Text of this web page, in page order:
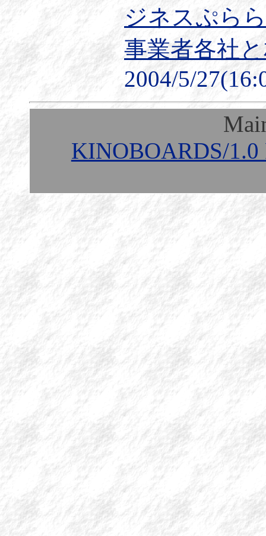
ジネスぷら
事業者各社
2004/5/
KINOBOARDS/1.0